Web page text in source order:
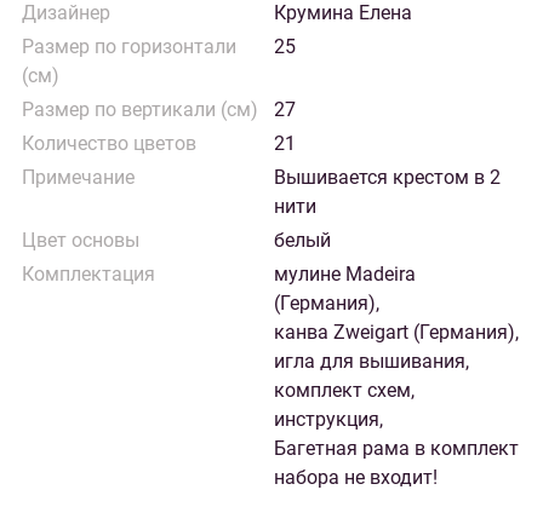
Дизайнер
Крумина Елена
Размер по горизонтали
(см)
25
Размер по вертикали (см)
27
Количество цветов
21
Примечание
Вышивается крестом в 2
нити
Цвет основы
белый
Комплектация
мулине Madeira
(Германия),
канва Zweigart (Германия),
игла для вышивания,
комплект схем,
инструкция,
Багетная рама в комплект
набора не входит!